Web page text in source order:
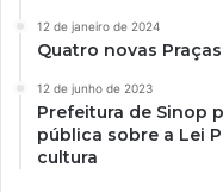
12 de janeiro de 2024
Quatro novas
12 de junho de 2023
Prefeitura de Sinop
pública sobre a Lei
cultura